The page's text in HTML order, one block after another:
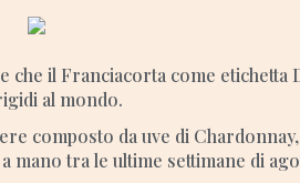
che il Franciacorta come etichetta
al mondo.
composto da uve di
mano tra le ultime settimane di